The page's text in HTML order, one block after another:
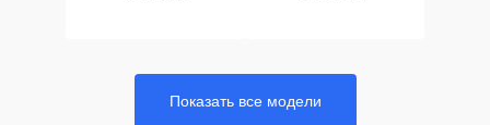
Показать все модели